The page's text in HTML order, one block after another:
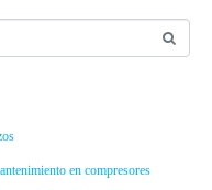
en compresores